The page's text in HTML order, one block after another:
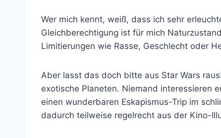
Wer mich kennt, weiß, dass ich sehr
Gleichberechtigung ist für mich
Limitierungen wie Rasse, Geschlecht oder
Aber lasst das doch bitte aus Star Wars
exotische Planeten. Niemand interessieren
einen wunderbaren Eskapismus-Trip im
dadurch teilweise regelrecht aus der Kino-